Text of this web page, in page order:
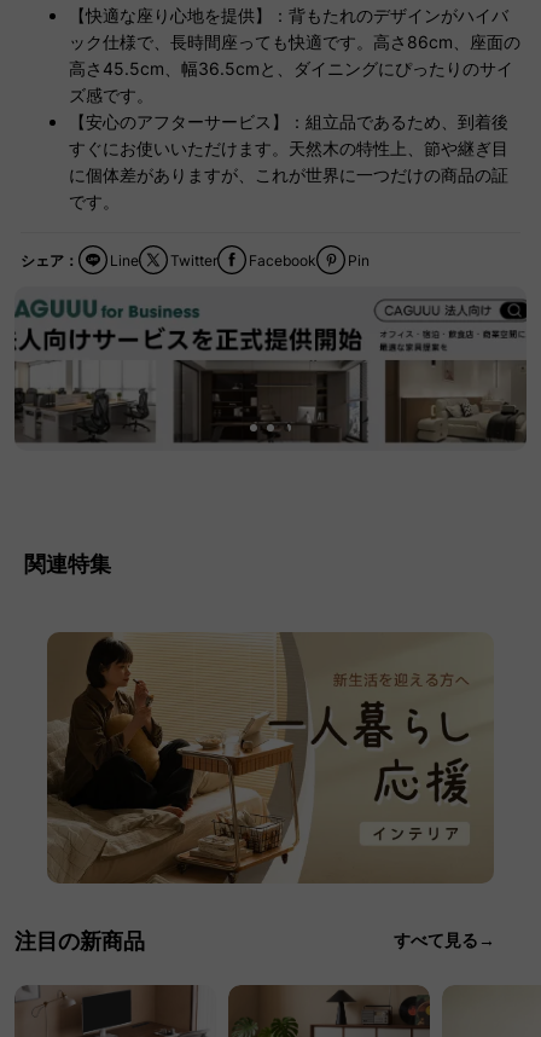
【快適な座り心地を提供】：背もたれのデザインがハイバ
ック仕様で、長時間座っても快適です。高さ86cm、座面の
高さ45.5cm、幅36.5cmと、ダイニングにぴったりのサイ
ズ感です。
【安心のアフターサービス】：組立品であるため、到着後
すぐにお使いいただけます。天然木の特性上、節や継ぎ目
に個体差がありますが、これが世界に一つだけの商品の証
です。
シェア： Facebook
Twitter Pin
Line
関連特集
注目の新商品 すべて見る→